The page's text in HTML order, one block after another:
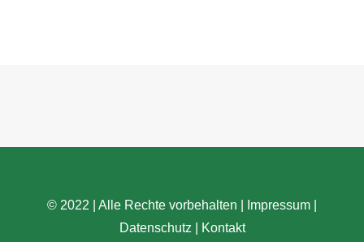
© 2022 | Alle Rechte vorbehalten | Impressum
Datenschutz
Kontakt